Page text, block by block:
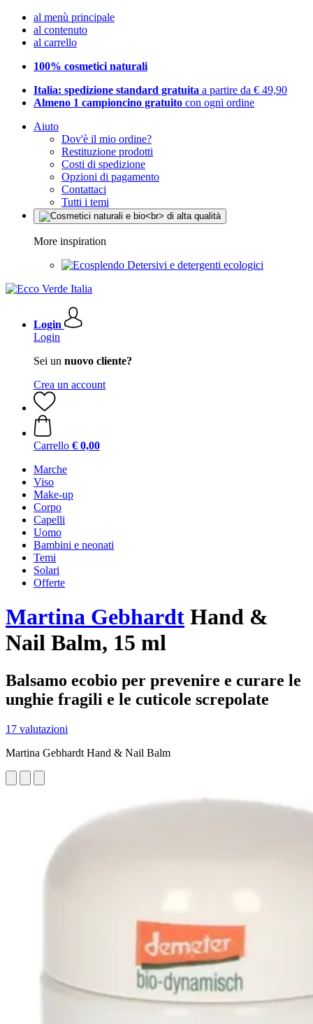
al menù principale
al contenuto
al carrello
100% cosmetici naturali
Italia: spedizione standard gratuita a partire da € 49,90
Almeno 1 campioncino gratuito con ogni ordine
Aiuto
Dov'è il mio ordine?
Restituzione prodotti
Costi di spedizione
Opzioni di pagamento
Contattaci
Tutti i temi
More inspiration
Detersivi e detergenti ecologici
Login
Login
Sei un nuovo cliente?
Crea un account
Carrello € 0,00
Marche
Viso
Make-up
Corpo
Capelli
Uomo
Bambini e neonati
Temi
Solari
Offerte
Martina Gebhardt Hand &
Nail Balm, 15 ml
Balsamo ecobio per prevenire e curare le
unghie fragili e le cuticole screpolate
17 valutazioni
Martina Gebhardt Hand & Nail Balm